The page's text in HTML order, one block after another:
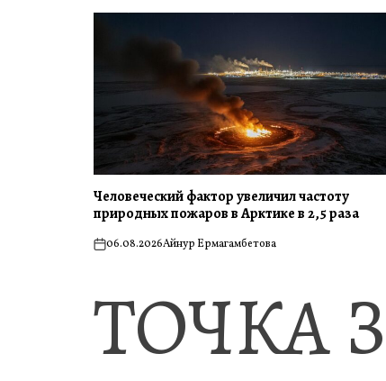
Человеческий фактор увеличил частоту
природных пожаров в Арктике в 2,5 раза
on06.08.2026Айнур Ермагамбетова
ТОЧКА